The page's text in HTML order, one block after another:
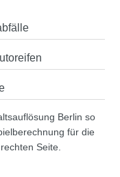
Berlin so
für die
Seite.